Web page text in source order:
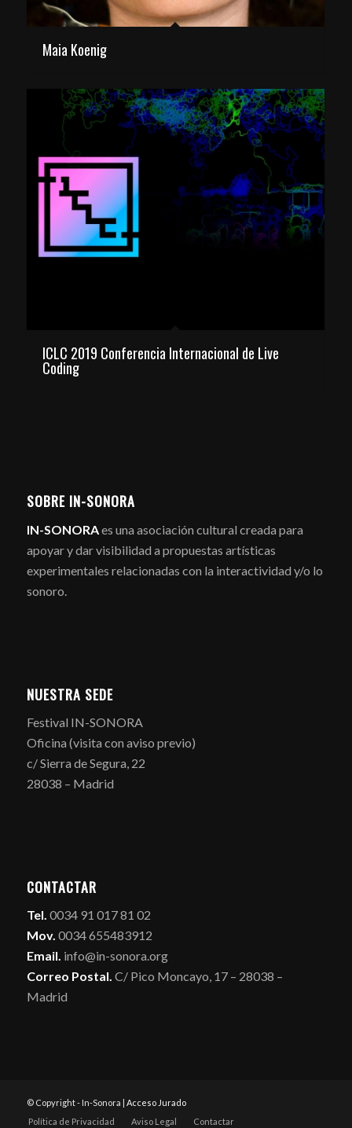
Maia Koenig
ICLC 2019 Conferencia Internacional de Live
Coding
SOBRE IN-SONORA
IN-SONORAes una asociación cultural creada para
apoyar y dar visibilidad a propuestas artísticas
experimentales relacionadas con la interactividad y/o lo
sonoro.
NUESTRA SEDE
Festival IN-SONORA
Oficina (visita con aviso previo)
c/ Sierra de Segura, 22
28038 – Madrid
CONTACTAR
Tel. 0034 91 017 81 02
Mov. 0034 655483912
Email. info@in-sonora.org
Correo Postal. C/ Pico Moncayo, 17 – 28038 –
Madrid
© Copyright - In-Sonora | Acceso Jurado
Política de Privacidad
Aviso Legal Contactar